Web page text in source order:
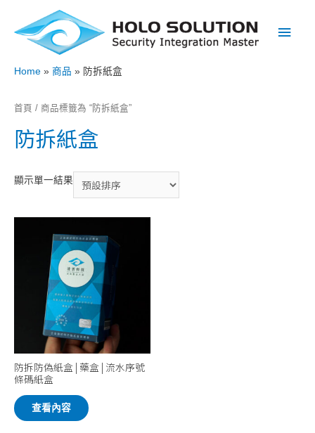
Main
Home 商品 防拆紙盒
首頁 / 商品標籤為 “防拆紙盒”
防拆紙盒
顯示單一結果
防拆防偽紙盒 | 藥盒 | 流水序號
條碼紙盒
查看內容